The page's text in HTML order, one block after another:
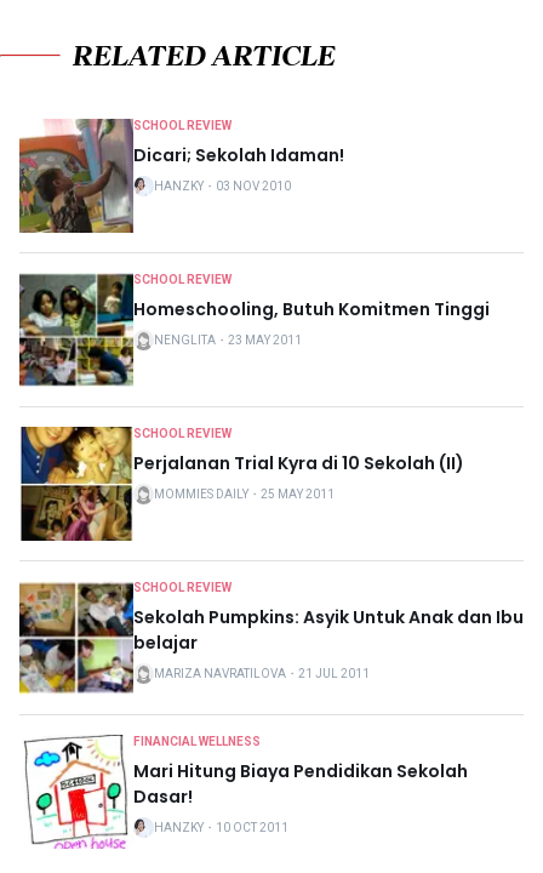
RELATED ARTICLE
SCHOOL REVIEW
Dicari; Sekolah Idaman!
HANZKY ・ 03 NOV 2010
SCHOOL REVIEW
Homeschooling, Butuh Komitmen Tinggi
NENGLITA ・ 23 MAY 2011
SCHOOL REVIEW
Perjalanan Trial Kyra di 10 Sekolah (II)
MOMMIES DAILY ・ 25 MAY 2011
SCHOOL REVIEW
Sekolah Pumpkins: Asyik Untuk Anak dan Ibu
belajar
MARIZA NAVRATILOVA ・ 21 JUL 2011
FINANCIAL WELLNESS
Mari Hitung Biaya Pendidikan Sekolah
Dasar!
HANZKY ・ 10 OCT 2011